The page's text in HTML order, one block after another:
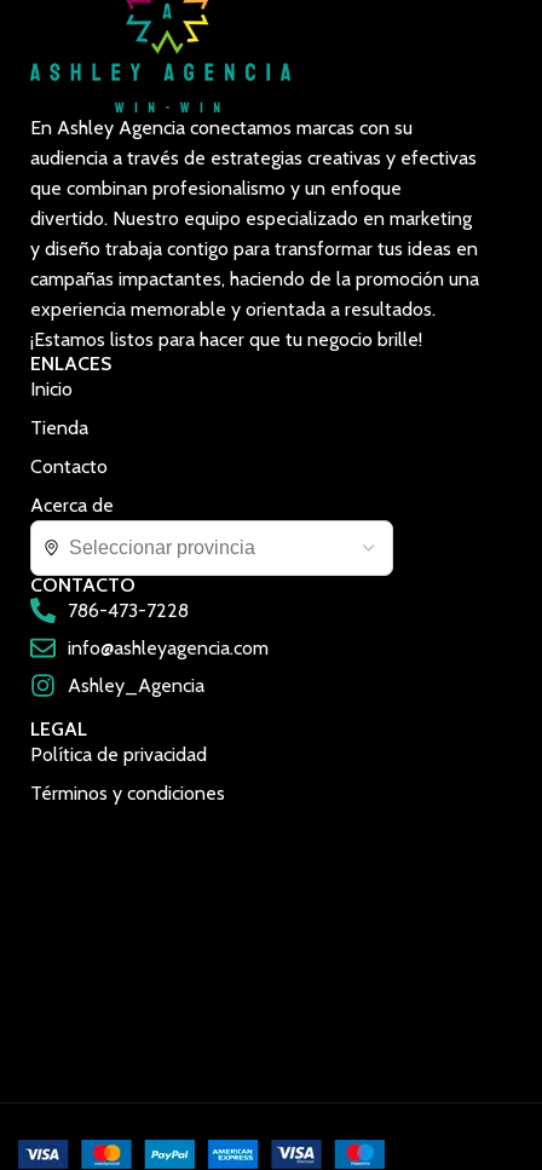
En Ashley Agencia conectamos marcas con su
audiencia a través de estrategias creativas y efectivas
que combinan profesionalismo y un enfoque
divertido. Nuestro equipo especializado en marketing
y diseño trabaja contigo para transformar tus ideas en
campañas impactantes, haciendo de la promoción una
experiencia memorable y orientada a resultados.
¡Estamos listos para hacer que tu negocio brille!
ENLACES
Inicio
Tienda
Contacto
Acerca de
CONTACTO
786-473-7228
info@ashleyagencia.com
Ashley_Agencia
LEGAL
Política de privacidad
Términos y condiciones